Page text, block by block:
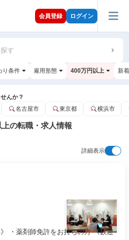
会員登録 ログイン
す
り条件 雇用形態 400万円以上 新
んか？
名古屋市 東京都 横浜市
の転職・求人情報
詳細表示
・薬剤師免許をお持ちの方 《歓迎